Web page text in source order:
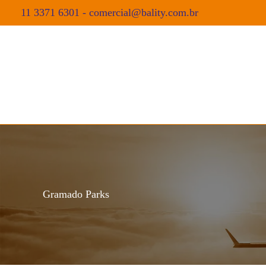
11 3371 6301 - comercial@bality.com.br
Gramado Parks